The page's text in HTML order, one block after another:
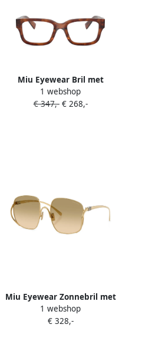
Miu Eyewear Bril met
rechthoekig montuur Bruin
1 webshop
€ 347,-€ 268,-
Miu Eyewear Zonnebril met
vierkant montuur Goud
1 webshop
€ 328,-